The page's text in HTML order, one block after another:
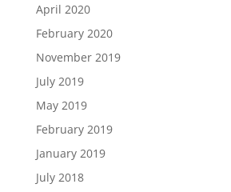
April 2020
February 2020
November 2019
July 2019
May 2019
February 2019
January 2019
July 2018